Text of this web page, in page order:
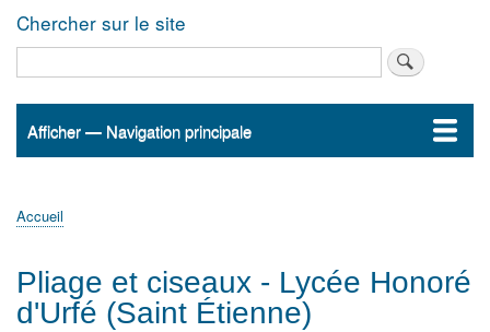
Chercher sur le site
Navigation
Afficher — Navigation principale
Accueil
ActualitésMATh.en.JEANS ?
Régions et Ateliers
Créer, gérer un atelier
Sujets/Publications
Congrès
d'Ariane
Accueil
Pliage et ciseaux - Lycée Honoré
d'Urfé (Saint Étienne)